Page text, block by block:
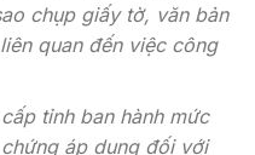
chụp giấy tờ, văn bản
quan đến việc công
tỉnh ban hành mức
áp dụng đối với